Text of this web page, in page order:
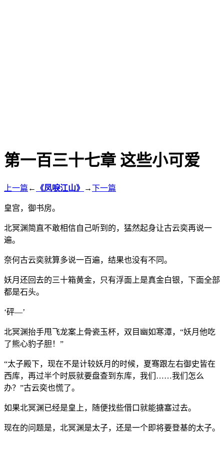
第一百三十七章 这些小可爱
上一篇 ← 《凤唳江山》 →下一篇
皇宫，御书房。
北冥渊简直不敢相信自己听到的，猛然起身让古云奕再说一
遍。
奈何古云奕就算多说一百遍，结果也没有不同。
妖月还回去的三十箱黄金，只有浮面上是真金白银，下面全部
都是石头。
‘砰—’
北冥渊抬手甩飞龙案上骨瓷玉杯，双目幽如寒潭，“妖月他吃
了熊心豹子胆！”
“太子殿下，现在不是计较妖月的时候，夏骞跟左右御史皆在
西库，再过半个时辰就要盘查到东库，我们……我们怎么
办？”古云奕也慌了。
如果北冥渊已经是皇上，随便找些借口就能搪塞过去。
现在的问题是，北冥渊是太子，还是一个即将要登基的太子。